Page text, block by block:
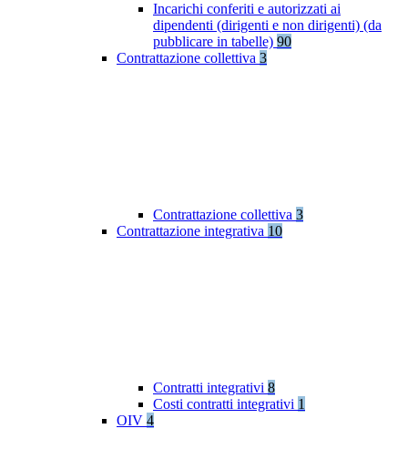
Incarichi conferiti e autorizzati ai
dipendenti (dirigenti e non dirigenti) (da
pubblicare in tabelle) 90
Contrattazione collettiva 3
Contrattazione collettiva 3
Contrattazione integrativa 10
Contratti integrativi 8
Costi contratti integrativi 1
OIV 4